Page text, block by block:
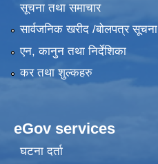
सूचना तथा समाचार
सार्वजनिक खरीद /बोलपत्र सूचना
एन, कानुन तथा निर्देशिका
कर तथा शुल्कहरु
eGov services
घटना दर्ता